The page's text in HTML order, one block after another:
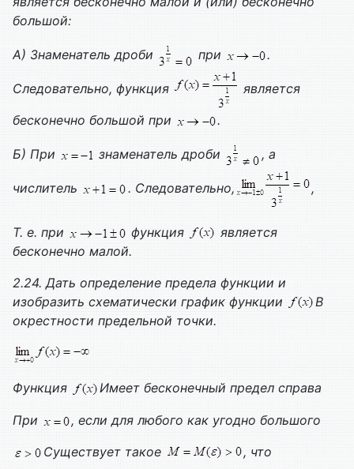
большой:
А) Знаменатель дроби при .
Следовательно, функция является
бесконечно большой при .
Б) При знаменатель дроби , а
числитель . Следовательно, ,
Т. е. при функция
является
бесконечно малой.
2.24. Дать определение предела функции и
изобразить схематически график функции
В
окрестности предельной точки.
Функция Имеет бесконечный предел справа
При
, если для любого как угодно большого
Существует такое
, что